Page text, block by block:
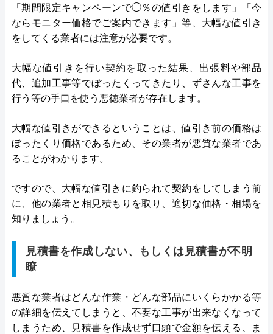
「期間限定キャンペーンで◯％の値引きをします」「今
ならモニター価格でご案内できます」等、大幅な値引き
をしてくる業者には注意が必要です。
大幅な値引きを行い契約を取った結果、出張料や部品
代、追加工事等でぼったくってきたり、ずさんな工事を
行う等の手口を使う悪徳業者が存在します。
大幅な値引きができるということは、値引き前の価格は
ぼったくり価格であるため、その業者が悪質な業者であ
ることがわかります。
ですので、大幅な値引きに釣られて契約をしてしまう前
に、他の業者と相見積もりを取り、適切な価格・相場を
知りましょう。
見積書を作成しない、もしくは見積書が不明
瞭
悪質な業者はどんな作業・どんな部品にいくらかかる等
の詳細を伝えてしまうと、不要な工事が出来なくなって
しまうため、見積書を作成せず口頭で金額を伝える、ま